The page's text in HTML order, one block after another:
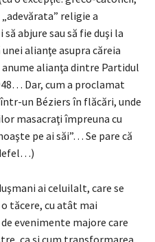
religie a
abjure sau să fie duşi la
alianţe asupra căreia
anume alianţa dintre Partidul
Dar, cum a proclamat
un Béziers în flăcări, unde
masacraţi împreuna cu
pe ai săi”… Se pare că
ai celuilalt, care se
tăcere, cu atât mai
evenimente majore care
ca şi cum transformarea